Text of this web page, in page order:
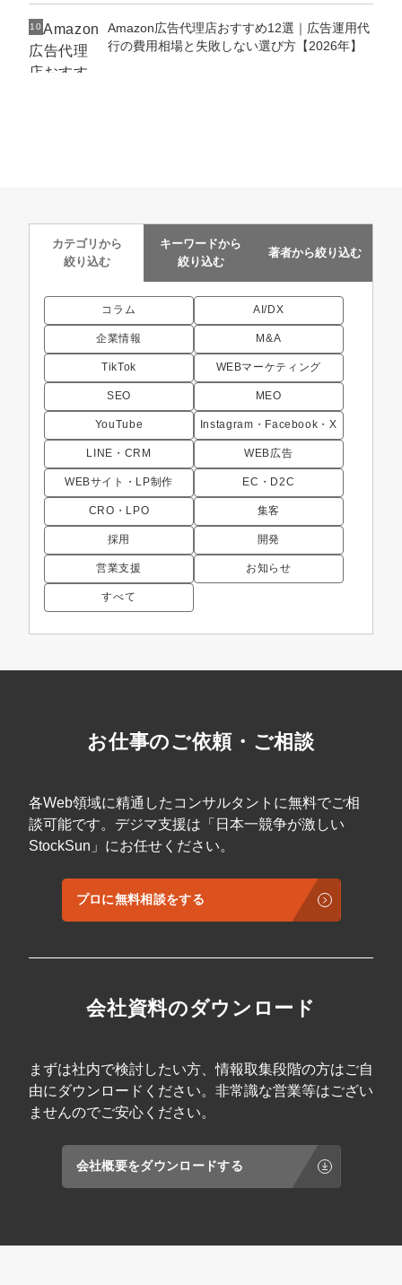
10
Amazon広告代理店おすすめ12選｜広告運用代
行の費用相場と失敗しない選び方【2026年】
カテゴリから
絞り込む
キーワードから
絞り込む
著者から絞り込む
コラム AI/DX
企業情報 M&A
TikTok WEBマーケティング
SEO MEO
YouTube Instagram・Facebook・X
LINE・CRM WEB広告
WEBサイト・LP制作 EC・D2C
CRO・LPO 集客
採用 開発
営業支援 お知らせ
すべて
お仕事のご依頼・ご相談
各Web領域に精通したコンサルタントに無料でご相
談可能です。デジマ支援は「日本一競争が激しい
StockSun」にお任せください。
プロに無料相談をする
会社資料のダウンロード
まずは社内で検討したい方、情報取集段階の方はご自
由にダウンロードください。非常識な営業等はござい
ませんのでご安心ください。
会社概要をダウンロードする